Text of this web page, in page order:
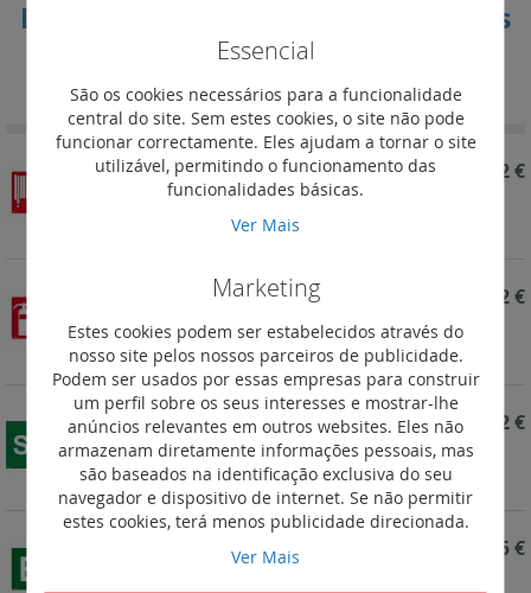
Etiquetas para os blocos autónomos
Ordenação
REF. 661691 4,72 €
REF. 661690
URAONE Etiqueta EXTINTOR
4,72 €
REF. 661687
URAONE Etiqueta SAIDA
4,72 €
5,45 €
Essencial
São os cookies necessários para a funcionalidade
central do site. Sem estes cookies, o site não pode
funcionar correctamente. Eles ajudam a tornar o site
utilizável, permitindo o funcionamento das
funcionalidades básicas.
Ver Mais
Marketing
Estes cookies podem ser estabelecidos através do
nosso site pelos nossos parceiros de publicidade.
Podem ser usados por essas empresas para construir
um perfil sobre os seus interesses e mostrar-lhe
anúncios relevantes em outros websites. Eles não
armazenam diretamente informações pessoais, mas
são baseados na identificação exclusiva do seu
navegador e dispositivo de internet. Se não permitir
estes cookies, terá menos publicidade direcionada.
Ver Mais